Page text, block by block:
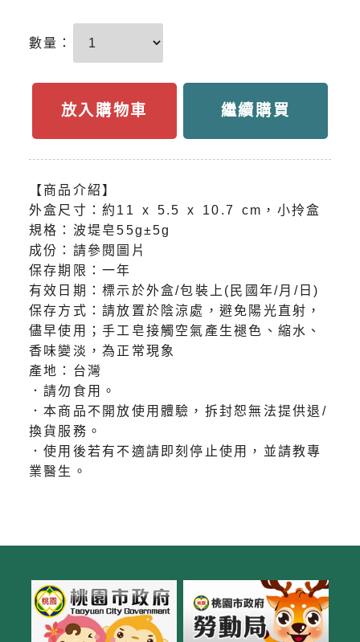
數量：
放入購物車 繼續購買
【商品介紹】
外盒尺寸：約11 x 5.5 x 10.7 cm，小拎盒
規格：波堤皂55g±5g
成份：請參閱圖片
保存期限：一年
有效日期：標示於外盒/包裝上(民國年/月/日)
保存方式：請放置於陰涼處，避免陽光直射，
儘早使用；手工皂接觸空氣產生褪色、縮水、
香味變淡，為正常現象
產地：台灣
．請勿食用。
．本商品不開放使用體驗，拆封恕無法提供退/
換貨服務。
．使用後若有不適請即刻停止使用，並請教專
業醫生。